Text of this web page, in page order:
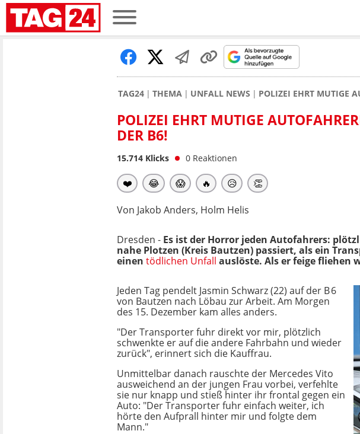
TAG24 THEMA UNFALL NEWS POLIZEI EHRT MUTIGE
POLIZEI EHRT MUTIGE
DER B6!
15.714 Klicks 0 Reaktionen
❤️ 😂 😱 🔥 😥 👏
Von Jakob Anders, Holm Helis
Dresden - Es ist der Horror jeden Autofahrers:
nahe Plotzen (Kreis Bautzen) passiert, als ein
einen tödlichen Unfall auslöste. Als er feige fliehen
Jeden Tag pendelt Jasmin Schwarz (22) auf der B 6
von Bautzen nach Löbau zur Arbeit. Am Morgen
des 15. Dezember kam alles anders.
"Der Transporter fuhr direkt vor mir, plötzlich
schwenkte er auf die andere Fahrbahn und wieder
zurück", erinnert sich die Kauffrau.
Unmittelbar danach rauschte der Mercedes Vito
ausweichend an der jungen Frau vorbei, verfehlte
sie nur knapp und stieß hinter ihr frontal gegen ein
Auto: "Der Transporter fuhr einfach weiter, ich
hörte den Aufprall hinter mir und folgte dem
Mann."